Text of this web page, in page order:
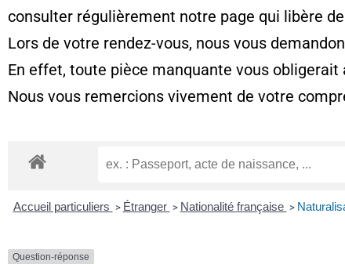
consulter régulièrement notre page qui libère
Lors de votre rendez-vous, nous vous
En effet, toute pièce manquante vous obligerait
Nous vous remercions vivement de votre
Accueil particuliers > Étranger > Nationalité française >
Question-réponse